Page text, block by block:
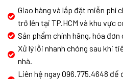
Giao hàng và lắp đặt miễn phí
trở lên tại TP.HCM và khu vực
Sản phẩm chính hãng, hóa đơn
Xử lý lỗi nhanh chóng sau khi
nhà.
Liên hệ ngay 096.775.4648